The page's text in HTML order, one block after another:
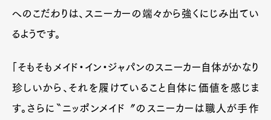
へのこだわりは、スニーカーの端々から強くにじみ出てい
るようです。
「そもそもメイド・イン・ジャパンのスニーカー自体がかなり
珍しいから、それを履けていること自体に価値を感じま
す。さらに〝ニッポンメイド〞のスニーカーは職人が手作